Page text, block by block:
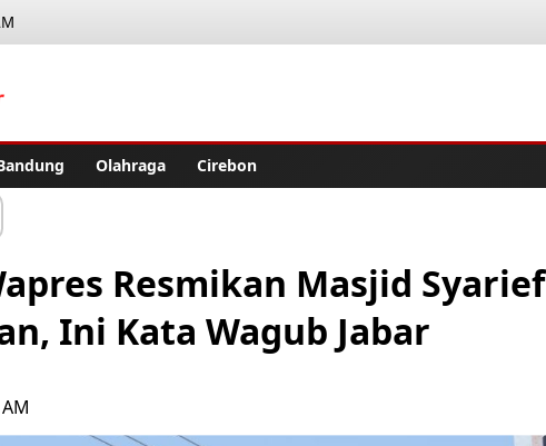
Olahraga Cirebon
Resmikan Masjid Syarief
Ini Kata Wagub Jabar